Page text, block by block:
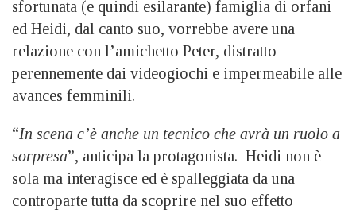
sfortunata (e quindi esilarante) famiglia di orfani
ed Heidi, dal canto suo, vorrebbe avere una
relazione con l’amichetto Peter, distratto
perennemente dai videogiochi e impermeabile alle
avances femminili.
“In scena c’è anche un tecnico che avrà un ruolo a
sorpresa”, anticipa la protagonista. Heidi non è
sola ma interagisce ed è spalleggiata da una
controparte tutta da scoprire nel suo effetto